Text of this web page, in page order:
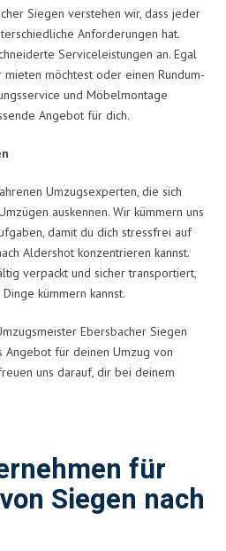
Siegen verstehen wir, dass jeder
Anforderungen hat.
Serviceleistungen an. Egal
möchtest oder einen Rundum-
und Möbelmontage
Angebot für dich.
Umzugsexperten, die sich
auskennen. Wir kümmern uns
damit du dich stressfrei auf
Aldershot konzentrieren kannst.
verpackt und sicher transportiert,
kümmern kannst.
Ebersbacher Siegen
für deinen Umzug von
uns darauf, dir bei deinem
für
Siegen nach